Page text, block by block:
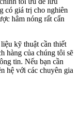
có giá trị cho nghiên
hâm nóng rất cẩn
kỹ thuật cần thiết
hàng của chúng tôi sẽ
tin. Nếu bạn cần
hệ với các chuyên gia